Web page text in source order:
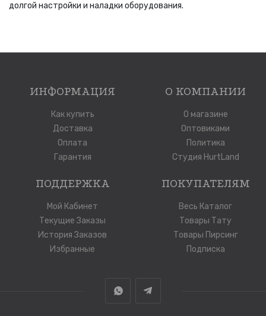
долгой настройки и наладки оборудования.
ИНФОРМАЦИЯ
Как купить
Доставка
Оплата
Гарантия
О КОМПАНИИ
О магазине
Оптовиками
Политика
Студия HurtLand
ПОДДЕРЖКА
Мой Кабинет
Текущие Заказы
История Заказов
Избранные
ПОКУПАТЕЛЯМ
Весь Каталог
Товары Тату
Товары Пирсинг
Подписка